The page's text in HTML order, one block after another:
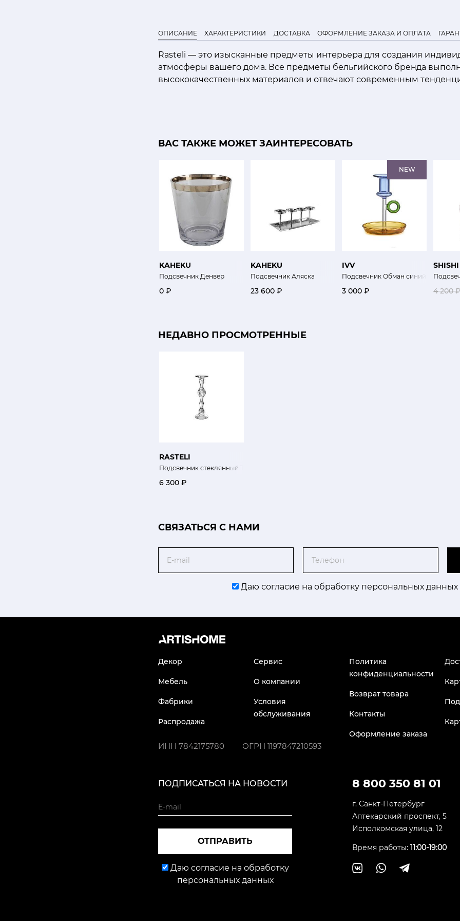
ОПИСАНИЕ ХАРАКТЕРИСТИКИ ДОСТАВКА ОФОРМЛЕНИЕ ЗАКАЗА И ОПЛАТА
Rasteli — это изысканные предметы интерьера для создания
атмосферы вашего дома. Все предметы бельгийского бренда
высококачественных материалов и отвечают современным
ВАС ТАКЖЕ МОЖЕТ ЗАИНТЕРЕСОВАТЬ
KAHEKU
Подсвечник Денвер
0 ₽
KAHEKU
Подсвечник Аляска
23 600 ₽
NEW
IVV
Подсвечник Обман синий
3 000 ₽
SHISHI
4 200
НЕДАВНО ПРОСМОТРЕННЫЕ
RASTELI
Подсвечник стеклянный Твизлер 36,5 см
6 300 ₽
CВЯЗАТЬСЯ С НАМИ
Даю согласие на обработку персональных данных
Декор
Мебель
Фабрики
Распродажа
Сервис
О компании
Условия
обслуживания
Политика
конфиденциальности
Возврат товара
Контакты
Оформление заказа
ИНН 7842175780 ОГРН 1197847210593
8 800 350 81 01
г. Санкт-Петербург
Аптекарский проспект, 5
Исполкомская улица, 12
Время работы: 11:00-19:00
ПОДПИСАТЬСЯ НА НОВОСТИ
ОТПРАВИТЬ
Даю согласие на обработку
персональных данных